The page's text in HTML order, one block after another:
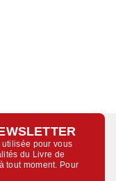
pour vous
du Livre de
tout moment. Pour